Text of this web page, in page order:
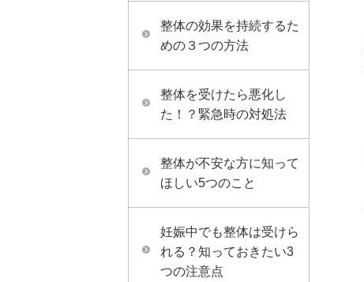
整体の効果を持続するた
めの３つの方法
整体を受けたら悪化し
た！？緊急時の対処法
整体が不安な方に知って
ほしい5つのこと
妊娠中でも整体は受けら
れる？知っておきたい3
つの注意点